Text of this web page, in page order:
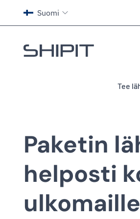
Suomi
Siirry etusivulle
Tee
Paketin
helposti
ulkomaille